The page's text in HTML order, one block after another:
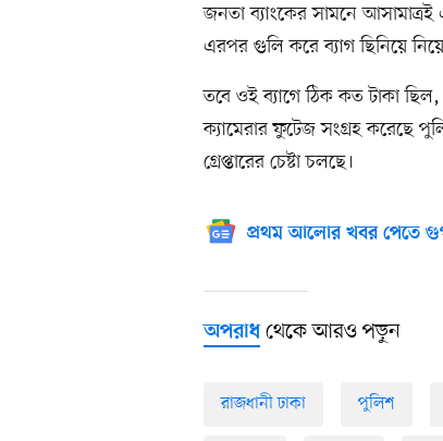
জনতা ব্যাংকের সামনে
এরপর গুলি করে ব্যাগ ছিনিয়ে নিয়ে
তবে ওই ব্যাগে ঠিক কত টাকা
ক্যামেরার ফুটেজ সংগ্রহ করেছে
গ্রেপ্তারের চেষ্টা চলছে।
প্রথম আলোর খবর পেতে
অপরাধথেকে আরও পড়ুন
রাজধানী ঢাকা পুলিশ